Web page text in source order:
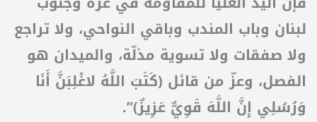
لبنان وباب المندب وباقي النواحي، ولا تراجع
ولا صفقات ولا تسوية مذلّة، والميدان هو
الفصل، وعزّ من قائل (كَتَبَ اللَّهُ لاغْلِبَنَّ أَنَا
وَرُسُلِي إِنَّ اللَّهَ قَوِيٌّ عَزِيزٌ)”.